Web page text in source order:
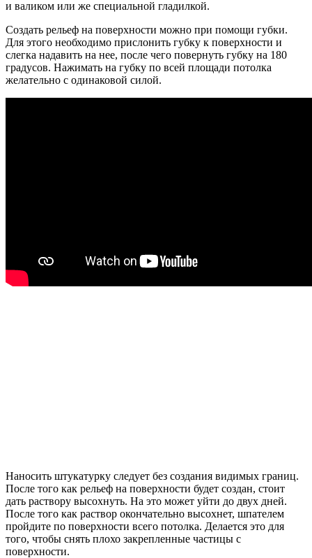
и валиком или же специальной гладилкой.
Создать рельеф на поверхности можно при помощи губки.
Для этого необходимо прислонить губку к поверхности и
слегка надавить на нее, после чего повернуть губку на 180
градусов. Нажимать на губку по всей площади потолка
желательно с одинаковой силой.
Наносить штукатурку следует без создания видимых границ.
После того как рельеф на поверхности будет создан, стоит
дать раствору высохнуть. На это может уйти до двух дней.
После того как раствор окончательно высохнет, шпателем
пройдите по поверхности всего потолка. Делается это для
того, чтобы снять плохо закрепленные частицы с
поверхности.